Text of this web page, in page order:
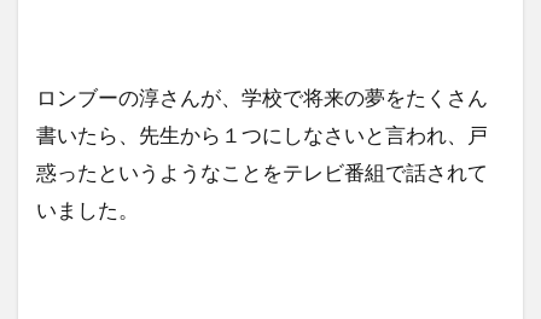
ロンブーの淳さんが、学校で将来の夢をたくさん
書いたら、先生から１つにしなさいと言われ、戸
惑ったというようなことをテレビ番組で話されて
いました。